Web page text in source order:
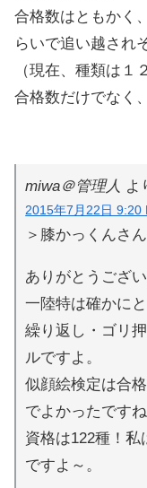
合格数はともかく
らいで追い越され
（現在、種類は１
合格数だけでなく
miwa＠管理人 よ
2015年7月22日 9:20
＞膝かっくんさん
ありがとうござい
一陸特は確かに
繰り返し・ゴリ
ルですよ。
似顔絵検定は合
でよかったです
資格は122種！
ですよ～。